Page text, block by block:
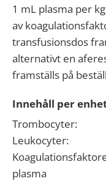
1 mL plasma per
av
transfusionsdos
alternativt en
framställs på
Innehåll per
plasma